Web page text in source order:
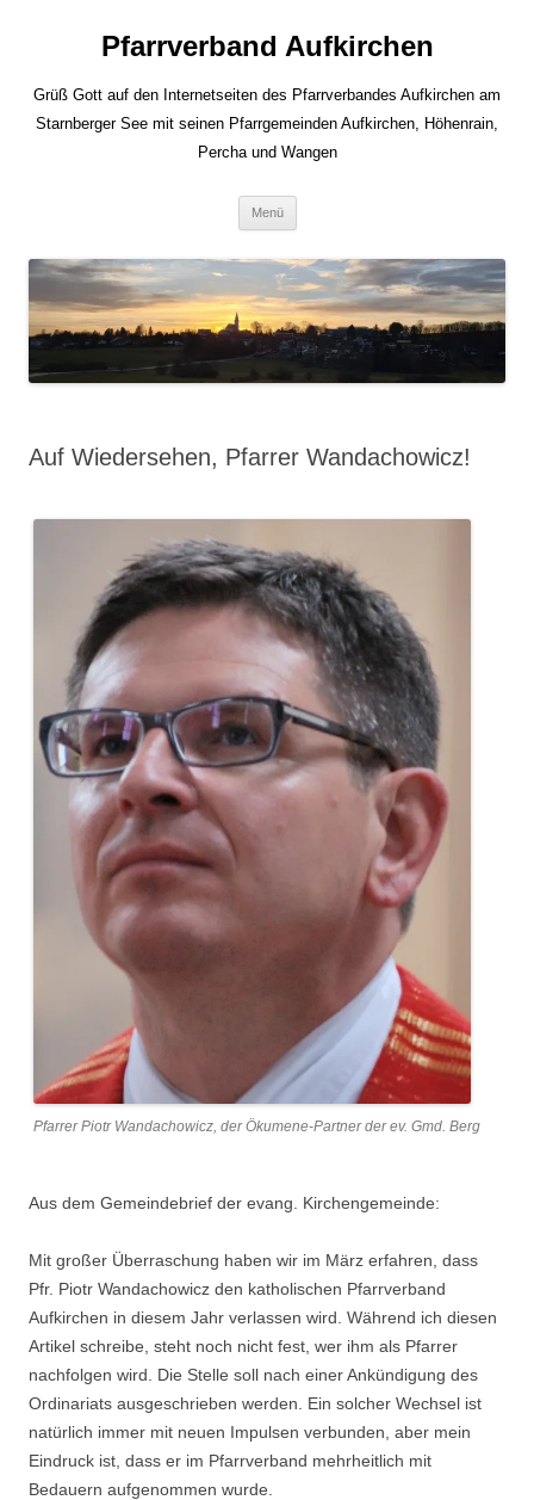
Pfarrverband Aufkirchen
Grüß Gott auf den Internetseiten des Pfarrverbandes Aufkirchen am
Starnberger See mit seinen Pfarrgemeinden Aufkirchen, Höhenrain,
Percha und Wangen
Menü
Auf Wiedersehen, Pfarrer Wandachowicz!
Pfarrer Piotr Wandachowicz, der Ökumene-Partner der ev. Gmd. Berg
Aus dem Gemeindebrief der evang. Kirchengemeinde:
Mit großer Überraschung haben wir im März erfahren, dass
Pfr. Piotr Wandachowicz den katholischen Pfarrverband
Aufkirchen in diesem Jahr verlassen wird. Während ich diesen
Artikel schreibe, steht noch nicht fest, wer ihm als Pfarrer
nachfolgen wird. Die Stelle soll nach einer Ankündigung des
Ordinariats ausgeschrieben werden. Ein solcher Wechsel ist
natürlich immer mit neuen Impulsen verbunden, aber mein
Eindruck ist, dass er im Pfarrverband mehrheitlich mit
Bedauern aufgenommen wurde.